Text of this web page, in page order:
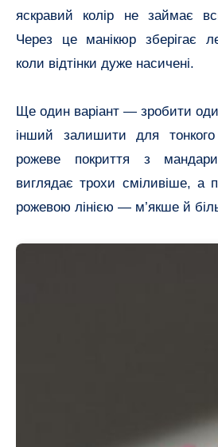
яскравий колір не займає
Через це манікюр зберігає
коли відтінки дуже насичені.
Ще один варіант — зробити
інший залишити для
рожеве покриття з
виглядає трохи сміливіше, а
рожевою лінією — м’якше й